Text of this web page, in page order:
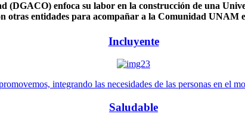
(DGACO) enfoca su labor en la construcción de una
otras entidades para acompañar a la Comunidad UNAM
Incluyente
integrando las necesidades de las personas en el
Saludable